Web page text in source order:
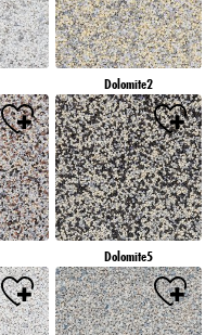
Dolomite2
Dolomite5